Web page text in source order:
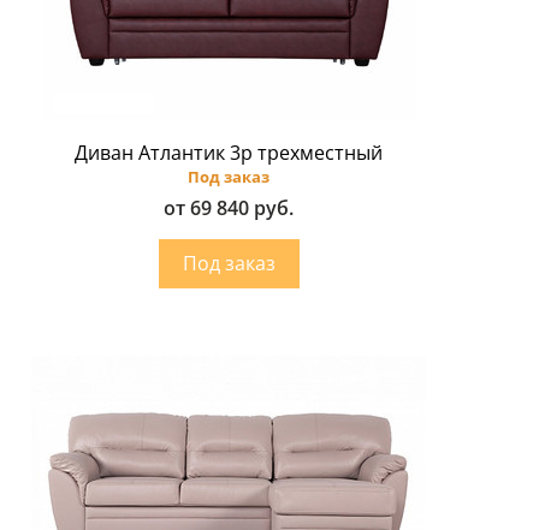
Диван Атлантик 3p трехместный
Под заказ
от 69 840 руб.